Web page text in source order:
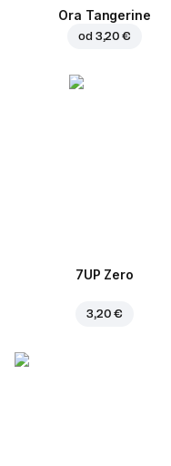
Ora Tangerine
od 3,20 €
7UP Zero
3,20 €